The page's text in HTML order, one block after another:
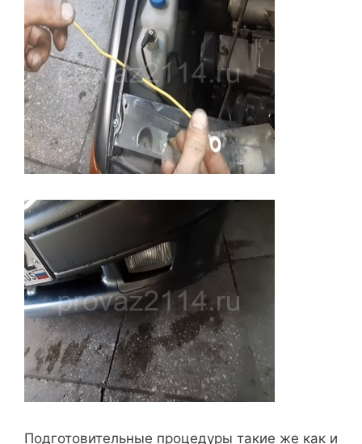
Подготовительные процедуры такие же как и